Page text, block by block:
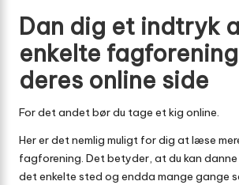
Dan dig et indtryk
enkelte
deres online side
For det andet bør du tage et kig online.
Her er det nemlig muligt for dig at læse
fagforening. Det betyder, at du kan
det enkelte sted og endda mange gange